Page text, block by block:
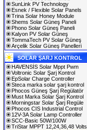
SunLink PV Technology
Esnek / Flexible Solar Panels
Trina Solar Honey Module
Shems Solar Güneş Paneli
Phono Solar Güneş Paneli
Kalyon PV Solar Güneş
TommaTech PV Solar Güneş
Arçelik Solar Güneş Panelleri
SOLAR ŞARJ KONTROL
HAVENSİS Solar Mppt Pwm
Voltronic Solar Şarj Kontrol
EpSolar Charge Controller
Steca marka solar şarj kontrol
Phocos Güneş Şarj Regülatör
Must Marka Solar Şarj Kontrol
Morningstar Solar Şarj Regüle
Phocos CIS Industrial Control
12V-3A Solar Lamp Controller
SCC-Basic 50W/100W
TriStar MPPT 12,24,36,48 Volts